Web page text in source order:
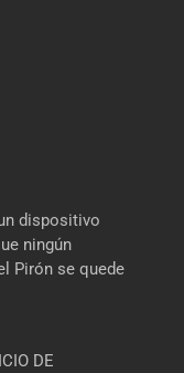
dispositivo
ningún
Pirón se quede
DE